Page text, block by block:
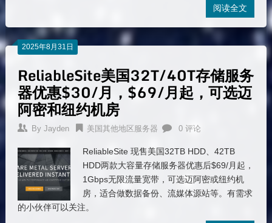
阅读全文
2025年8月31日
ReliableSite美国32T/40T存储服务
器优惠$30/月，$69/月起，可选迈
阿密和纽约机房
By Jayden 美国其他地区服务器 0 评论
ReliableSite 现售美国32TB HDD、42TB
HDD两款大容量存储服务器优惠后$69/月起，
1Gbps无限流量宽带，可选迈阿密或纽约机
房，适合做数据备份、流媒体源站等。有需求
的小伙伴可以关注。